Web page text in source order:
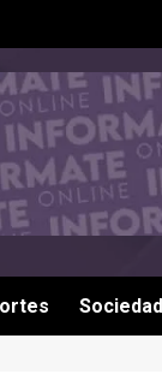
Sociedad